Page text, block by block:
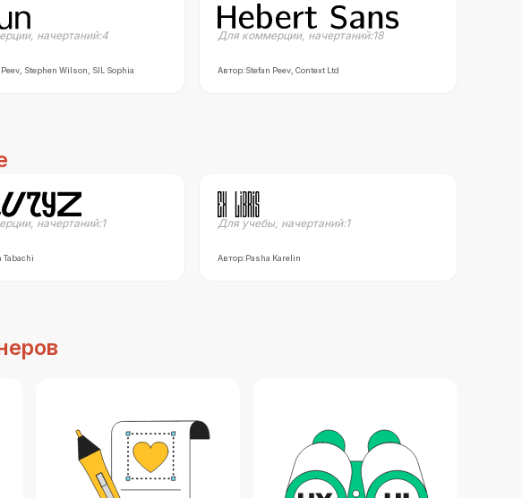
, начертаний:4
Peev, Stephen Wilson, SIL Sophia
Для коммерции, начертаний:18
Автор:Stefan Peev, Context Ltd
, начертаний:1
Tabachi
Для учебы, начертаний:1
Автор:Pasha Karelin